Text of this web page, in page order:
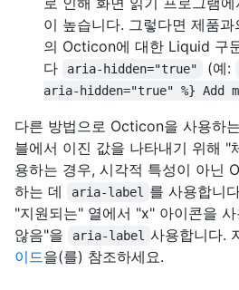
이 높습니다. 그렇다면 제품
의 Octicon에 대한 Liquid 구
다
aria-hidden="true" (예:
aria-hidden="true" %} Add
다른 방법으로 Octicon을 사용하
블에서 이진 값을 나타내기 위해 "
용하는 경우, 시각적 특성이 아닌
하는 데
aria-label
를 사용합니
"지원되는" 열에서 "x" 아이콘을
않음"을
aria-label 사용합니다.
이드을(를) 참조하세요.